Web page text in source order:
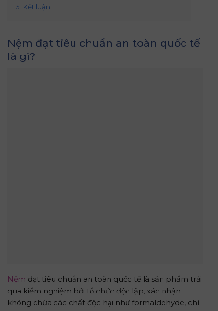
5 Kết luận
Nệm đạt tiêu chuẩn an toàn quốc tế
là gì?
Nệm đạt tiêu chuẩn an toàn quốc tế là sản phẩm trải
qua kiểm nghiệm bởi tổ chức độc lập, xác nhận
không chứa các chất độc hại như formaldehyde, chì,